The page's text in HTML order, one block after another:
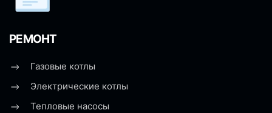
РЕМОНТ
Газовые котлы
Электрические котлы
Тепловые насосы